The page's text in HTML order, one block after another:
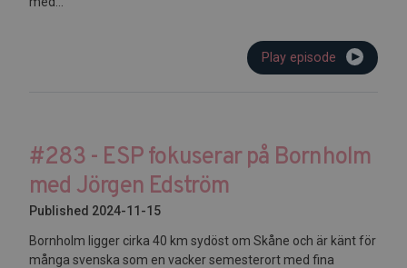
Play episode
#283 - ESP fokuserar på Bornholm
med Jörgen Edström
Published 2024-11-15
Bornholm ligger cirka 40 km sydöst om Skåne och är känt för
många svenska som en vacker semesterort med fina